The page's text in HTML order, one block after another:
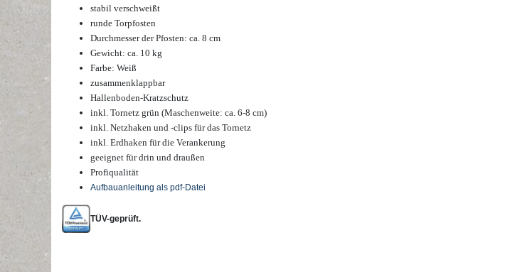
stabil verschweißt
runde Torpfosten
Durchmesser der Pfosten: ca. 8 cm
Gewicht: ca. 10 kg
Farbe: Weiß
zusammenklappbar
Hallenboden-Kratzschutz
inkl. Tornetz grün (Maschenweite: ca. 6-8 cm)
inkl. Netzhaken und -clips für das Tornetz
inkl. Erdhaken für die Verankerung
geeignet für drin und draußen
Profiqualität
Aufbauanleitung als pdf-Datei
TÜV-geprüft.